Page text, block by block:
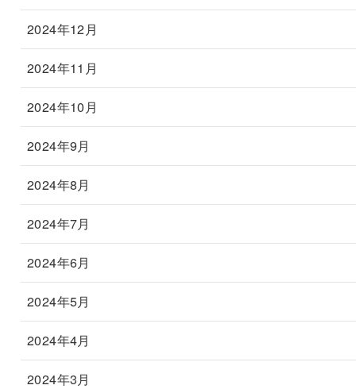
2024年12月
2024年11月
2024年10月
2024年9月
2024年8月
2024年7月
2024年6月
2024年5月
2024年4月
2024年3月